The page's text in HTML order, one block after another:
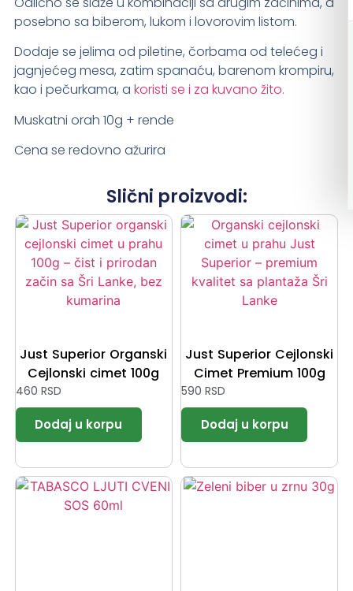
posebno sa biberom, lukom i lovorovim listom.
Dodaje se jelima od piletine, čorbama od telećeg i
jagnjećeg mesa, zatim spanaću, barenom krompiru,
kao i pečurkama, a koristi se i za kuvano žito.
Muskatni orah 10g + rende
Cena se redovno ažurira
Slični proizvodi:
Just Superior Organski
Cejlonski cimet 100g
460 RSD
Just Superior Cejlonski
Cimet Premium 100g
590 RSD